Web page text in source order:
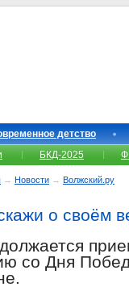
детство
БКД-2025
→ Новости → Волжский.ру
о своём
со Дня